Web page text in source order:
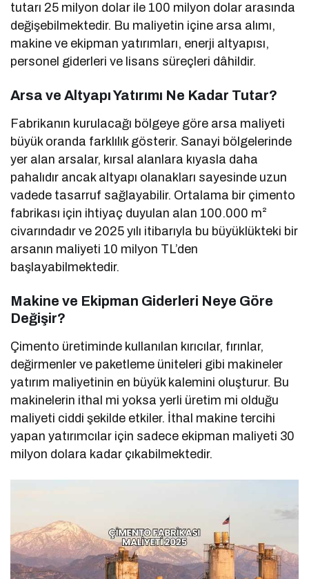
tutarı 25 milyon dolar ile 100 milyon dolar arasında
değişebilmektedir. Bu maliyetin içine arsa alımı,
makine ve ekipman yatırımları, enerji altyapısı,
personel giderleri ve lisans süreçleri dâhildir.
Arsa ve Altyapı Yatırımı Ne Kadar Tutar?
Fabrikanın kurulacağı bölgeye göre arsa maliyeti
büyük oranda farklılık gösterir. Sanayi bölgelerinde
yer alan arsalar, kırsal alanlara kıyasla daha
pahalıdır ancak altyapı olanakları sayesinde uzun
vadede tasarruf sağlayabilir. Ortalama bir çimento
fabrikası için ihtiyaç duyulan alan 100.000 m²
civarındadır ve 2025 yılı itibarıyla bu büyüklükteki bir
arsanın maliyeti 10 milyon TL’den
başlayabilmektedir.
Makine ve Ekipman Giderleri Neye Göre
Değişir?
Çimento üretiminde kullanılan kırıcılar, fırınlar,
değirmenler ve paketleme üniteleri gibi makineler
yatırım maliyetinin en büyük kalemini oluşturur. Bu
makinelerin ithal mi yoksa yerli üretim mi olduğu
maliyeti ciddi şekilde etkiler. İthal makine tercihi
yapan yatırımcılar için sadece ekipman maliyeti 30
milyon dolara kadar çıkabilmektedir.